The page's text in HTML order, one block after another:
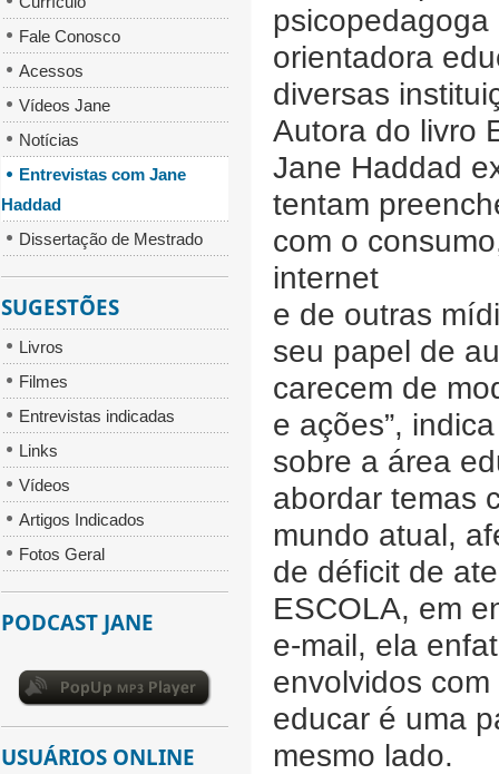
orientadora
diversas
Autora do livro
Jane Haddad
tentam
com o
internet
e de outras
seu papel de
carecem de
e ações”,
sobre a área
abordar temas
mundo atual,
de déficit de
ESCOLA, em
e-mail, ela
envolvidos
educar é uma
mesmo lado.
Fale Conosco
Acessos
Vídeos Jane
Notícias
Entrevistas com Jane
Haddad
Dissertação de Mestrado
SUGESTÕES
Livros
Filmes
Entrevistas indicadas
Links
Vídeos
Artigos Indicados
Fotos Geral
PODCAST JANE
USUÁRIOS ONLINE